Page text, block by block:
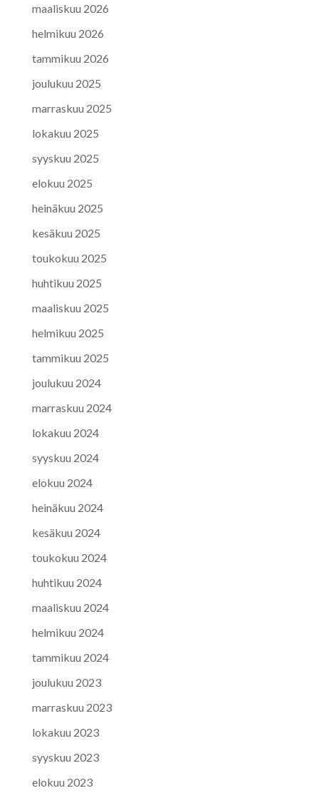
maaliskuu 2026
helmikuu 2026
tammikuu 2026
joulukuu 2025
marraskuu 2025
lokakuu 2025
syyskuu 2025
elokuu 2025
heinäkuu 2025
kesäkuu 2025
toukokuu 2025
huhtikuu 2025
maaliskuu 2025
helmikuu 2025
tammikuu 2025
joulukuu 2024
marraskuu 2024
lokakuu 2024
syyskuu 2024
elokuu 2024
heinäkuu 2024
kesäkuu 2024
toukokuu 2024
huhtikuu 2024
maaliskuu 2024
helmikuu 2024
tammikuu 2024
joulukuu 2023
marraskuu 2023
lokakuu 2023
syyskuu 2023
elokuu 2023